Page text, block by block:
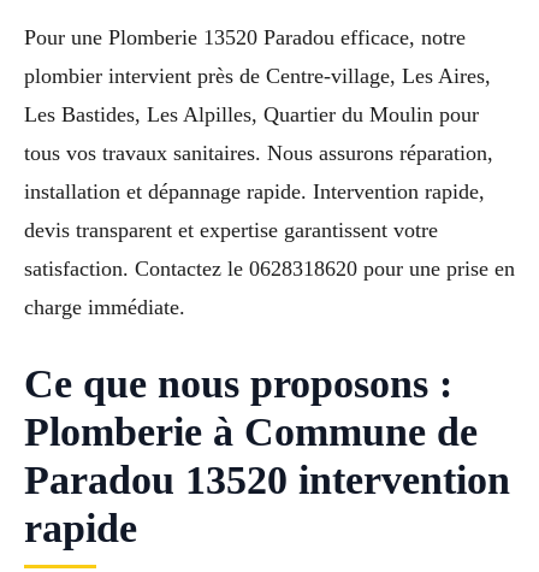
Pour une Plomberie 13520 Paradou efficace, notre
plombier intervient près de Centre-village, Les Aires,
Les Bastides, Les Alpilles, Quartier du Moulin pour
tous vos travaux sanitaires. Nous assurons réparation,
installation et dépannage rapide. Intervention rapide,
devis transparent et expertise garantissent votre
satisfaction. Contactez le 0628318620 pour une prise en
charge immédiate.
Ce que nous proposons :
Plomberie à Commune de
Paradou 13520 intervention
rapide